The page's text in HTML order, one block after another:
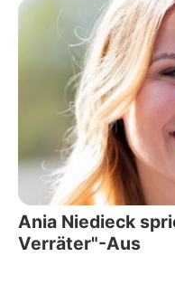
Ania Niedieck
Verräter"-Aus